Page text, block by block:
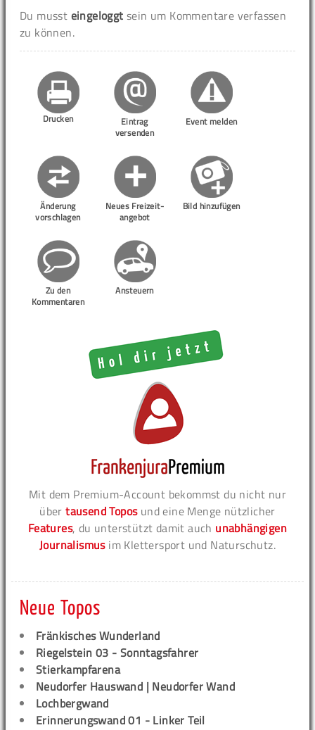
Du musst eingeloggt sein um Kommentare verfassen
zu können.
Drucken
Eintrag
versenden
Event melden
Änderung
vorschlagen
Neues Freizeit-
angebot
Bild hinzufügen
Zu den
Kommentaren
Ansteuern
Mit dem Premium-Account bekommst du nicht nur
übertausend Toposund eine Menge nützlicher
Features, du unterstützt damit auch unabhängigen
Journalismusim Klettersport und Naturschutz.
Neue Topos
Fränkisches Wunderland
Riegelstein 03 - Sonntagsfahrer
Stierkampfarena
Neudorfer Hauswand | Neudorfer Wand
Lochbergwand
Erinnerungswand 01 - Linker Teil